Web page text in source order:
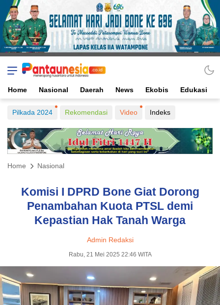
Home Nasional Daerah News Ekobis Edukasi
Pilkada 2024 Rekomendasi Video Indeks
Home Nasional
Komisi I DPRD Bone Giat Dorong
Penambahan Kuota PTSL demi
Kepastian Hak Tanah Warga
Admin Redaksi
Rabu, 21 Mei 2025 22:46 WITA